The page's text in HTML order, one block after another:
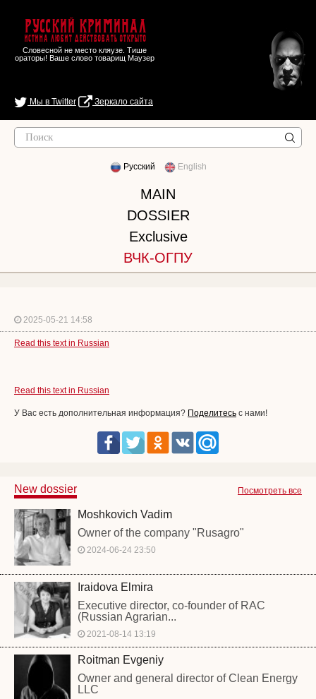
Русский Криминал
Истина любит действовать открыто
Словесной не место кляузе. Тише
ораторы! Ваше слово товарищ Маузер
Мы в Twitter Зеркало сайта
Русский English
MAIN
DOSSIER
Exclusive
ВЧК-ОГПУ
2025-05-21 14:58
Read this text in Russian
Read this text in Russian
У Вас есть дополнительная информация? Поделитесь с нами!
Посмотреть все
New dossier
Moshkovich Vadim
Owner of the company "Rusagro"
2024-06-24 23:50
Iraidova Elmira
Executive director, co-founder of RAC
(Russian Agrarian...
2021-08-14 13:19
Roitman Evgeniy
Owner and general director of Clean Energy
LLC